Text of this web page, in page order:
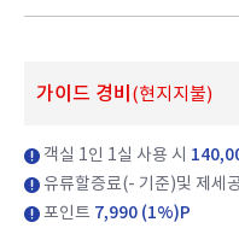
가이드 경비 (현지지불)
객실 1인 1실 사용 시
유류할증료(- 기준)및 제세
포인트 7,990 (1%)P